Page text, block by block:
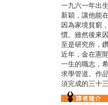
一九六一年出
新穎，讓他能
因為家境貧窮
慣。雖然後來
至是研究所，
近年，金在憲
一生的職志，
求學管道。作
須完成的三十